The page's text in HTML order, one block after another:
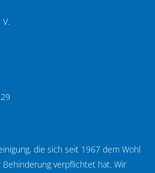
V.
die sich seit 1967 dem Wohl
verpflichtet hat. Wir